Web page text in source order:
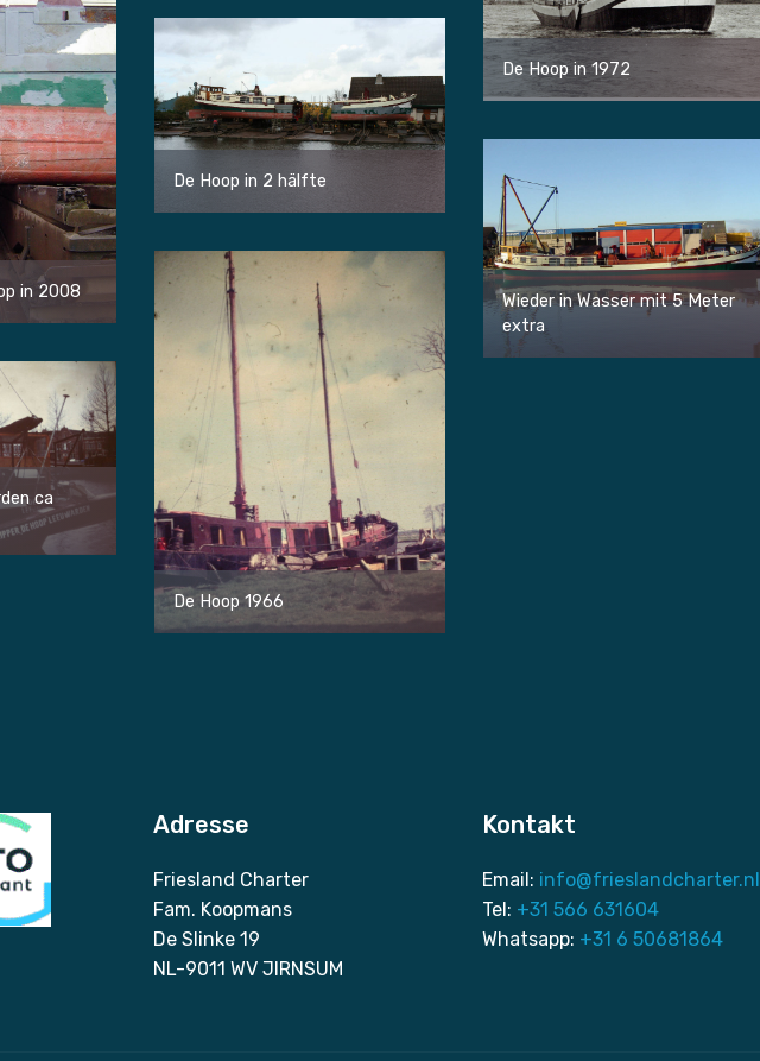
De Hoop in 1972
in 2008
De Hoop in 2 hälfte
Wieder in Wasser mit 5 Meter
extra
ca
De Hoop 1966
Adresse
Friesland Charter
Fam. Koopmans
De Slinke 19
NL-9011 WV JIRNSUM
Kontakt
Email: info@frieslandcharter.nl
Tel: +31 566 631604
Whatsapp: +31 6 50681864